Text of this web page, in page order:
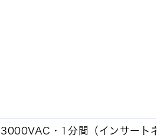
3000VAC・1分間（インサートネ